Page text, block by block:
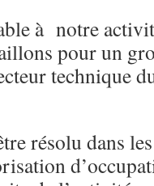
à notre
pour un
technique
résolu dans